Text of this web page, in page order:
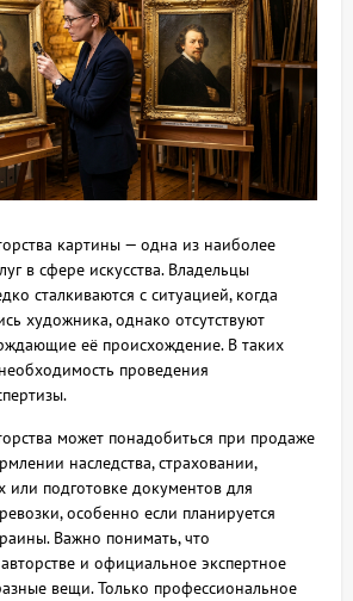
картины — одна из наиболее
в сфере искусства. Владельцы
сталкиваются с ситуацией, когда
художника, однако отсутствуют
её происхождение. В таких
проведения
может понадобиться при продаже
наследства, страховании,
или подготовке документов для
особенно если планируется
Важно понимать, что
и официальное экспертное
вещи. Только профессиональное